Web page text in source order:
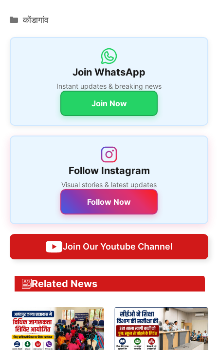
Categories
कोंडागांव
Join WhatsApp
Instant updates & breaking news
Join Now
Follow Instagram
Visual stories & latest updates
Follow Now
Join Our Youtube Channel
Related News